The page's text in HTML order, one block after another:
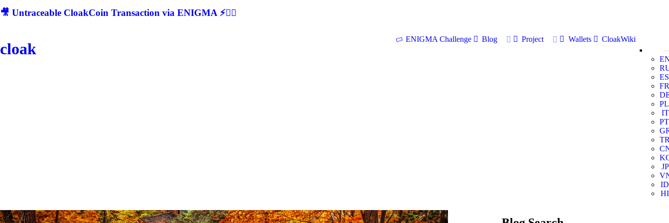
🎥 Untraceable CloakCoin Transaction via ENIGMA ⚡🕵‍♂
cloak
ENIGMA Challenge Blog Project Wallets
CloakWiki
ES
FR
PL
IT
PT
JP
ID
HI